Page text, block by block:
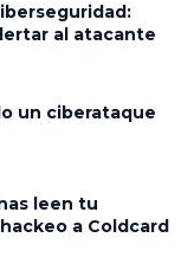
al atacante
un ciberataque
leen tu
a Coldcard